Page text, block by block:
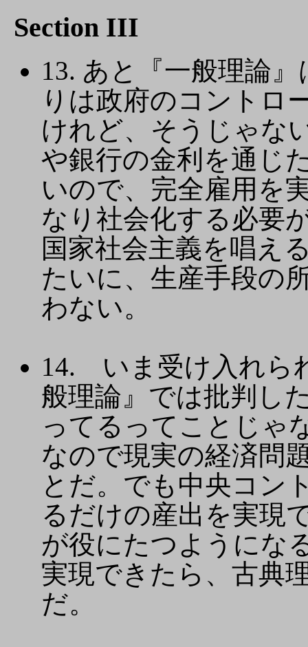
Section III
13. あと『一般理論
りは政府のコントロ
けれど、そうじゃな
や銀行の金利を通じ
いので、完全雇用を
なり社会化する必要
国家社会主義を唱え
たいに、生産手段の
わない。
14. いま受け入れら
般理論』では批判し
ってるってことじゃ
なので現実の経済問
とだ。でも中央コン
るだけの産出を実現
が役にたつようにな
実現できたら、古典
だ。